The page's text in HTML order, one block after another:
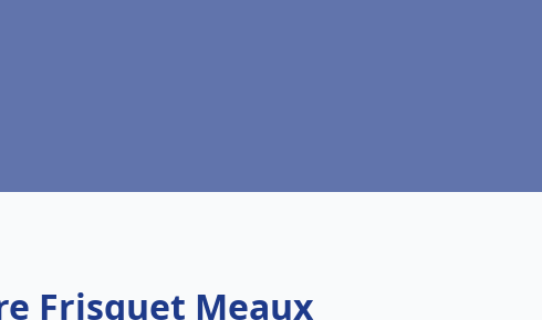
Frisquet Meaux